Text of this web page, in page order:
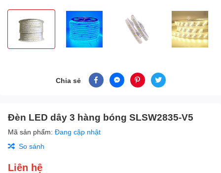
Chia sẻ
Đèn LED dây 3 hàng bóng SLSW2835-V5
Mã sản phẩm: Đang cập nhật
So sánh
Liên hệ